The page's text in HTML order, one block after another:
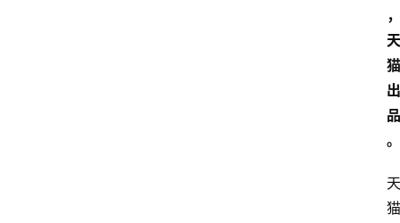
，
天
猫
出
品
。
天
猫